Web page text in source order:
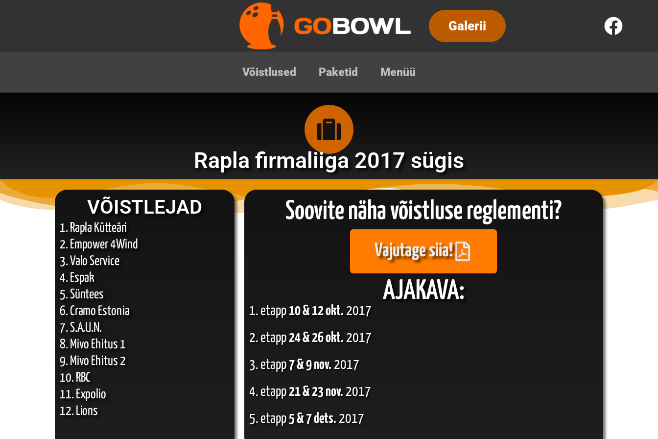
Galerii
Võistlused Paketid Menüü
Rapla firmaliiga 2017 sügis
VÕISTLEJAD
1. Rapla Kütteäri
2. Empower 4Wind
3. Valo Service
4. Espak
5. Süntees
6. Cramo Estonia
7. S.A.U.N.
8. Mivo Ehitus 1
9. Mivo Ehitus 2
10. RBC
11. Expolio
12. Lions
Soovite näha võistluse reglementi?
Vajutage siia!
AJAKAVA:
1. etapp10 & 12 okt. 2017
2. etapp24 & 26 okt. 2017
3. etapp 7 & 9 nov. 2017
4. etapp21 & 23 nov. 2017
5. etapp 5 & 7 dets. 2017